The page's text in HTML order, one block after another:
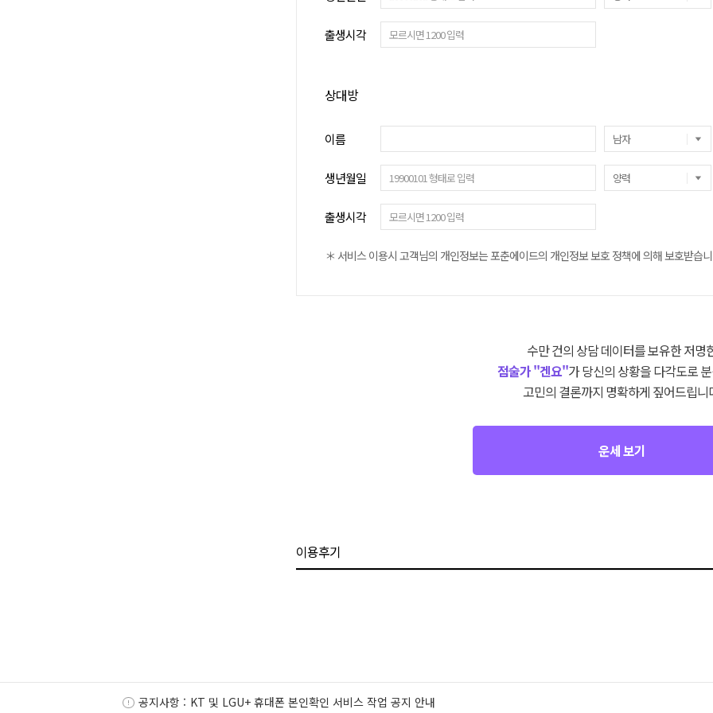
출생시각
상대방
이름
생년월일
출생시각
＊ 서비스 이용시 고객님의 개인정보는 포춘에이드의 개인정보 보호 정책에 의해 보호받습
수만 건의 상담 데이터를 보유한 저명
점술가 "겐요"가 당신의 상황을 다각도로
고민의 결론까지 명확하게 짚어드립니
운세 보기
이용후기
공지사항 : KT 및 LGU+ 휴대폰 본인확인 서비스 작업 공지 안내